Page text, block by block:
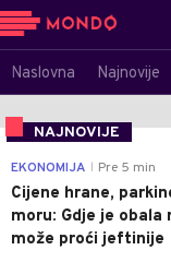
Naslovna Najnovije
NAJNOVIJE
EKONOMIJA Pre 5 min
Cijene hrane,
moru: Gdje je obala
može proći jeftinije